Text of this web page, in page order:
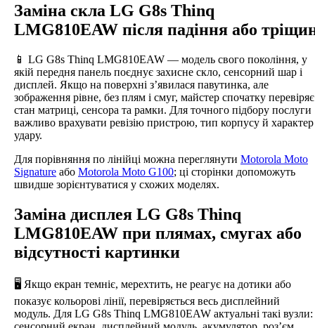
Заміна скла LG G8s Thinq
LMG810EAW після падіння або
📱 LG G8s Thinq LMG810EAW — модель свого покоління, у
якій передня панель поєднує захисне скло, сенсорний шар і
дисплей. Якщо на поверхні з’явилася павутинка, але
зображення рівне, без плям і смуг, майстер спочатку перевіряє
стан матриці, сенсора та рамки. Для точного підбору послуги
важливо врахувати ревізію пристрою, тип корпусу й характер
удару.
Для порівняння по лінійці можна переглянути Motorola Moto
Signature або Motorola Moto G100; ці сторінки допоможуть
швидше зорієнтуватися у схожих моделях.
Заміна дисплея LG G8s Thinq
LMG810EAW при плямах, смугах або
відсутності картинки
🖥️ Якщо екран темніє, мерехтить, не реагує на дотики або
показує кольорові лінії, перевіряється весь дисплейний
модуль. Для LG G8s Thinq LMG810EAW актуальні такі вузли: